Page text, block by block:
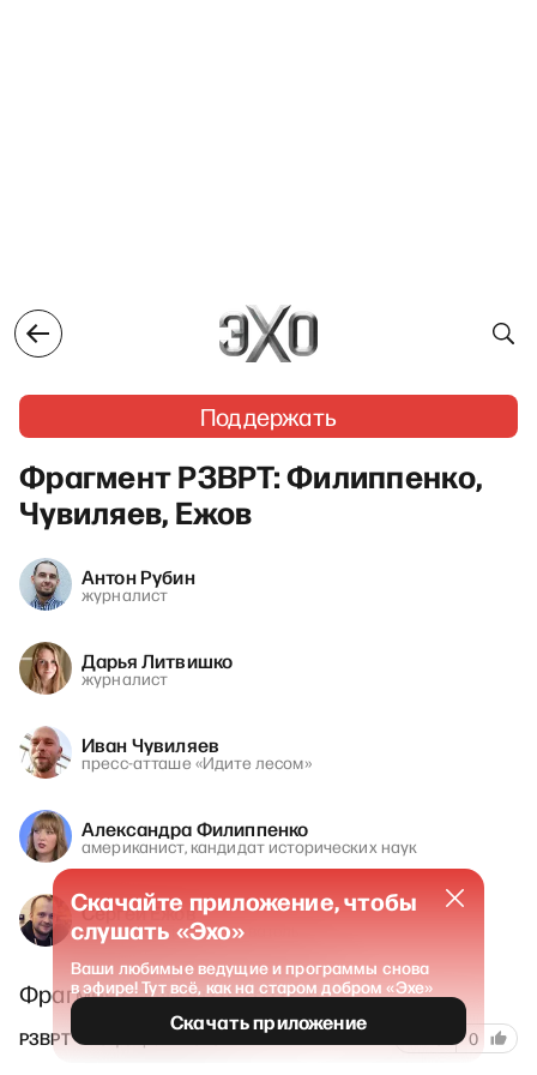
Поддержать
Фрагмент РЗВРТ: Филиппенко,
Чувиляев, Ежов
Антон Рубин
журналист
Дарья Литвишко
журналист
Иван Чувиляев
пресс-атташе «Идите лесом»
Александра Филиппенко
американист, кандидат исторических наук
Сергей Ежов
журналист-расследователь
Фрагмент эфира от 26.02.26
РЗВРТ 26 февраля 2026 0
Скачайте приложение, чтобы
слушать «Эхо»
Ваши любимые ведущие и программы снова
в эфире! Тут всё, как на старом добром «Эхе»
Скачать приложение